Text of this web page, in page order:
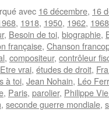
avec 16 décembre, 16
, 1918, 1950, 1962, 1968
, Besoin de toi, biographie,
française, Chanson
, compositeur, contrôleur
Etre vrai, études de droit,
à toi, Jean Nohain, Léo
, Paris, parolier, Philippe
, seconde guerre mondiale,